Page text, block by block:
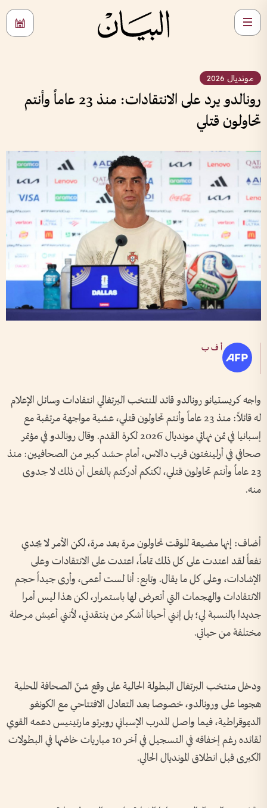
مونديال 2026
رونالدو يرد على الانتقادات: منذ 23 عاماً وأنتم
تحاولون قتلي
أ ف ب
واجه كريستيانو رونالدو قائد المنتخب البرتغالي انتقادات وسائل الإعلام
له قائلاً: منذ 23 عاماً وأنتم تحاولون قتلي، عشية مواجهة مرتقبة مع
إسبانيا في ثمن نهائي مونديال 2026 لكرة القدم. وقال رونالدو في مؤتمر
صحافي في أرلينغتون قرب دالاس، أمام حشد كبير من الصحافيين: منذ
23 عاماً وأنتم تحاولون قتلي، لكنكم أدركتم بالفعل أن ذلك لا جدوى
منه.
أضاف: إنها مضيعة للوقت تحاولون مرة بعد مرة، لكن الأمر لا يجدي
نفعاً لقد اعتدت على كل ذلك تماماً، اعتدت على الانتقادات وعلى
الإشادات، وعلى كل ما يقال. وتابع: أنا لست أعمى، وأرى جيداً حجم
الانتقادات والهجمات التي أتعرض لها باستمرار، لكن هذا ليس أمرا
جديدا بالنسبة لي؛ بل إنني أحيانا أشكر من ينتقدني، لأنني أعيش مرحلة
مختلفة من حياتي.
ودخل منتخب البرتغال البطولة الحالية على وقع شنّ الصحافة المحلية
هجوما على ورونالدو، خصوصا بعد التعادل الافتتاحي مع الكونغو
الديموقراطية، فيما واصل المدرب الإسباني روبرتو مارتينيس دعمه القوي
لقائده رغم إخفاقه في التسجيل في آخر 10 مباريات خاضها في البطولات
الكبرى قبل انطلاق المونديال الحالي.